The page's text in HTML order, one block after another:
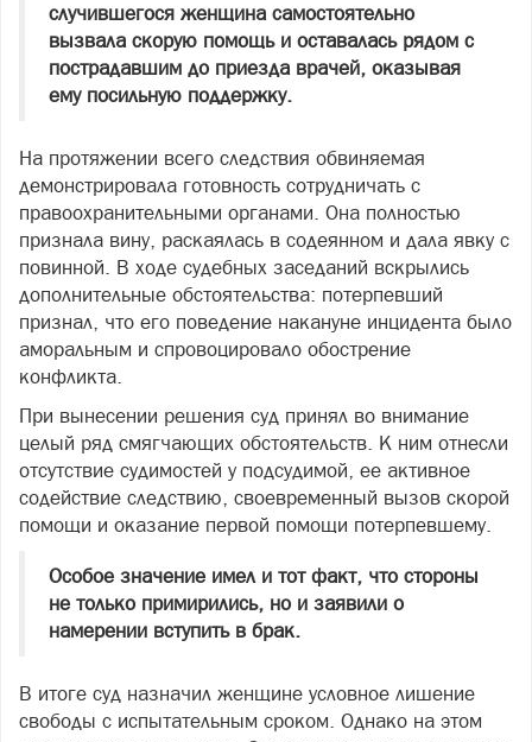
случившегося женщина самостоятельно
вызвала скорую помощь и оставалась рядом с
пострадавшим до приезда врачей, оказывая
ему посильную поддержку.
На протяжении всего следствия обвиняемая
демонстрировала готовность сотрудничать с
правоохранительными органами. Она полностью
признала вину, раскаялась в содеянном и дала явку с
повинной. В ходе судебных заседаний вскрылись
дополнительные обстоятельства: потерпевший
признал, что его поведение накануне инцидента было
аморальным и спровоцировало обострение
конфликта.
При вынесении решения суд принял во внимание
целый ряд смягчающих обстоятельств. К ним отнесли
отсутствие судимостей у подсудимой, ее активное
содействие следствию, своевременный вызов скорой
помощи и оказание первой помощи потерпевшему.
Особое значение имел и тот факт, что стороны
не только примирились, но и заявили о
намерении вступить в брак.
В итоге суд назначил женщине условное лишение
свободы с испытательным сроком. Однако на этом